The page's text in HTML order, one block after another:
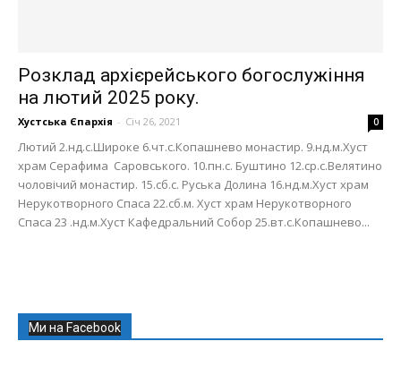
Розклад архієрейського богослужіння
на лютий 2025 року.
Хустська Єпархія - Січ 26, 2021 0
Лютий 2.нд.с.Широке 6.чт.с.Копашнево монастир. 9.нд.м.Хуст
храм Серафима Саровського. 10.пн.с. Буштино 12.ср.с.Велятино
чоловічий монастир. 15.сб.с. Руська Долина 16.нд.м.Хуст храм
Нерукотворного Спаса 22.сб.м. Хуст храм Нерукотворного
Спаса 23 .нд.м.Хуст Кафедральний Собор 25.вт.с.Копашнево...
Ми на Facebook